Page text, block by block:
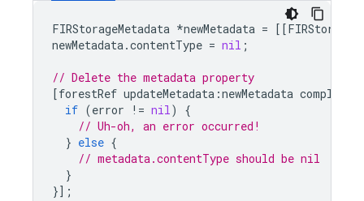
FIRStorageMetadata *newMetadata = [[
newMetadata.contentType = nil ;
// Delete the metadata property
[forestRef updateMetadata :newMetadata
if (error != nil)
{
// Uh-oh, an error occurred!
} else {
// metadata.contentType should be nil
}
}];